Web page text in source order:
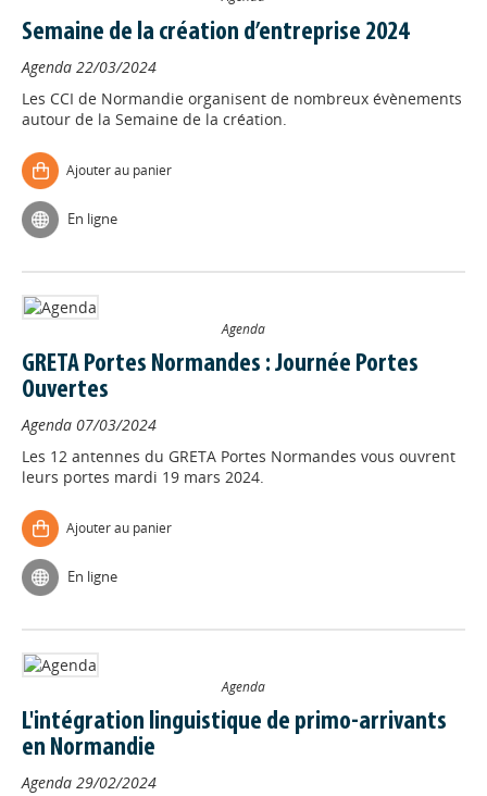
Semaine de la création d’entreprise 2024
Agenda 22/03/2024
Les CCI de Normandie organisent de nombreux évènements
autour de la Semaine de la création.
Ajouter au panier
En ligne
Agenda
GRETA Portes Normandes : Journée Portes
Ouvertes
Agenda 07/03/2024
Les 12 antennes du GRETA Portes Normandes vous ouvrent
leurs portes mardi 19 mars 2024.
Ajouter au panier
En ligne
Agenda
L'intégration linguistique de primo-arrivants
en Normandie
Agenda 29/02/2024